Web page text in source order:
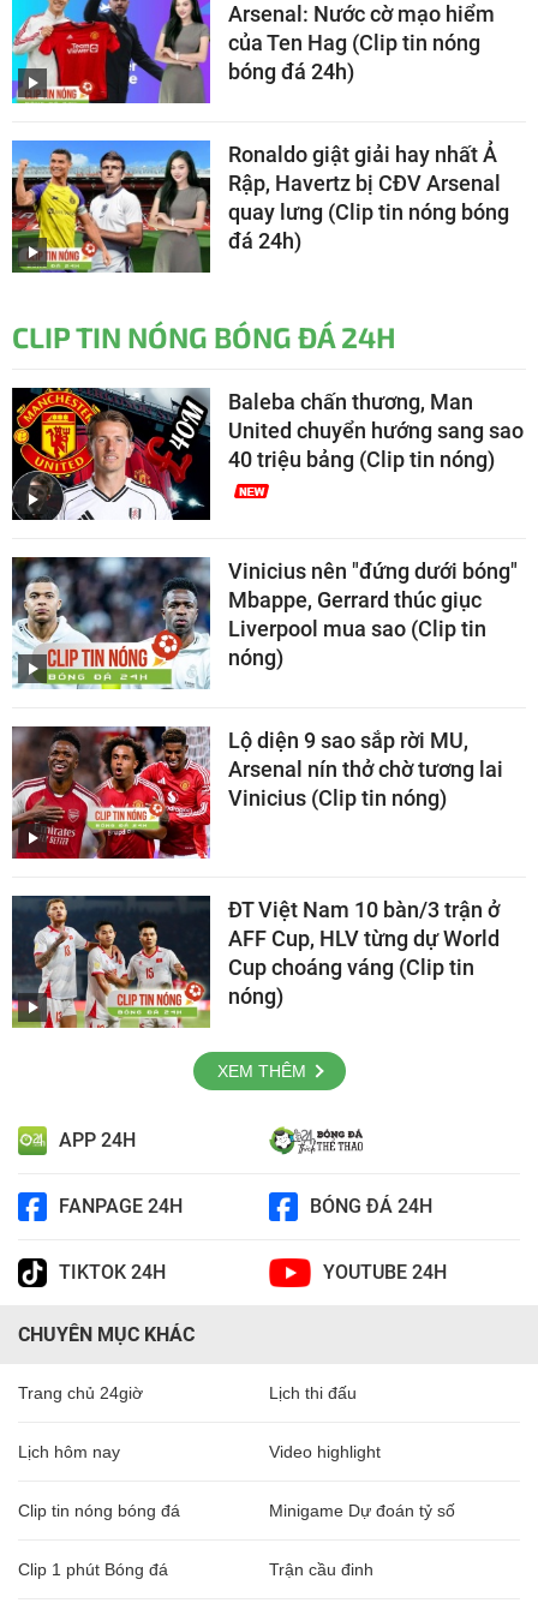
Arsenal: Nước cờ mạo hiểm
của Ten Hag (Clip tin nóng
bóng đá 24h)
Ronaldo giật giải hay nhất Ả
Rập, Havertz bị CĐV Arsenal
quay lưng (Clip tin nóng bóng
đá 24h)
CLIP TIN NÓNG BÓNG ĐÁ 24H
Baleba chấn thương, Man
United chuyển hướng sang sao
40 triệu bảng (Clip tin nóng)
Vinicius nên "đứng dưới bóng"
Mbappe, Gerrard thúc giục
Liverpool mua sao (Clip tin
nóng)
Lộ diện 9 sao sắp rời MU,
Arsenal nín thở chờ tương lai
Vinicius (Clip tin nóng)
ĐT Việt Nam 10 bàn/3 trận ở
AFF Cup, HLV từng dự World
Cup choáng váng (Clip tin
nóng)
XEM THÊM
APP 24H
FANPAGE 24H BÓNG ĐÁ 24H
TIKTOK 24H YOUTUBE 24H
CHUYÊN MỤC KHÁC
Trang chủ 24giờ Lịch thi đấu
Lịch hôm nay Video highlight
Clip tin nóng bóng đá Minigame Dự đoán tỷ số
Clip 1 phút Bóng đá Trận cầu đinh